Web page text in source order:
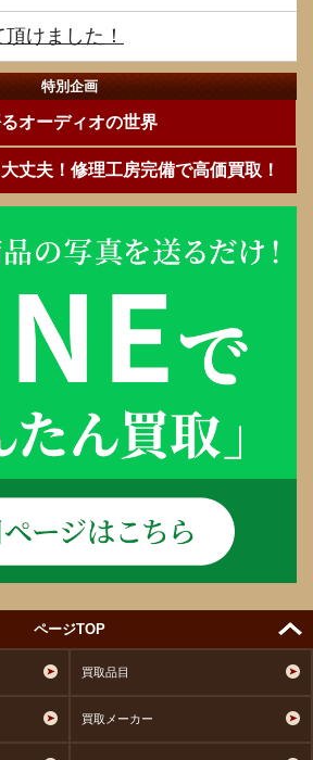
けました！
特別企画
オーディオの世界
丈夫！修理工房完備で高価買取！
ページTOP
買取品目
買取メーカー